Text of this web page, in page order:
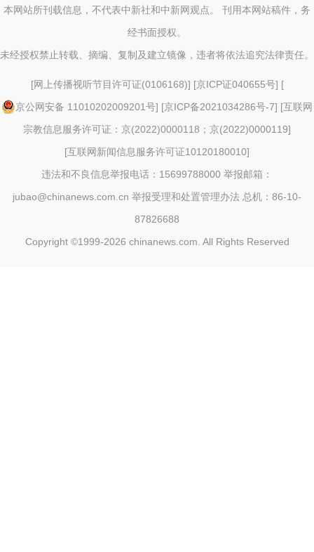
本网站所刊载信息，不代表中新社和中新网观点。 刊用本网站稿件，务
经书面授权。
未经授权禁止转载、摘编、复制及建立镜像，违者将依法追究法律责任。
[网上传播视听节目许可证(0106168)] [京ICP证040655号] [
京公网安备 11010202009201号] [京ICP备2021034286号-7] [互联网
宗教信息服务许可证：京(2022)0000118；京(2022)0000119]
[互联网新闻信息服务许可证10120180010]
违法和不良信息举报电话：15699788000 举报邮箱：
jubao@chinanews.com.cn 举报受理和处置管理办法 总机：86-10-
87826688
Copyright ©1999-2026 chinanews.com. All Rights Reserved